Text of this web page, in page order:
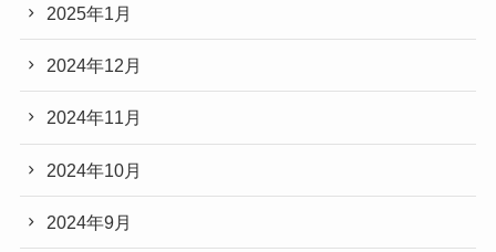
2025年1月
2024年12月
2024年11月
2024年10月
2024年9月